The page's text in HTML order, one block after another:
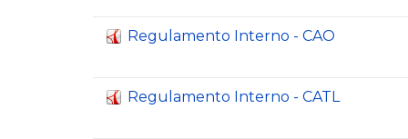
Regulamento Interno - CAO
Regulamento Interno - CATL